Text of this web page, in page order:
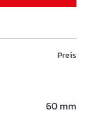
Preis
60 mm